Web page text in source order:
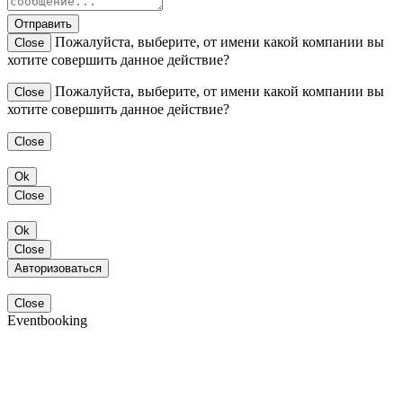
Отправить
Close
Пожалуйста, выберите, от имени какой компании вы
хотите совершить данное действие?
Close
Пожалуйста, выберите, от имени какой компании вы
хотите совершить данное действие?
Close
Ok
Close
Ok
Close
Авторизоваться
Close
Eventbooking